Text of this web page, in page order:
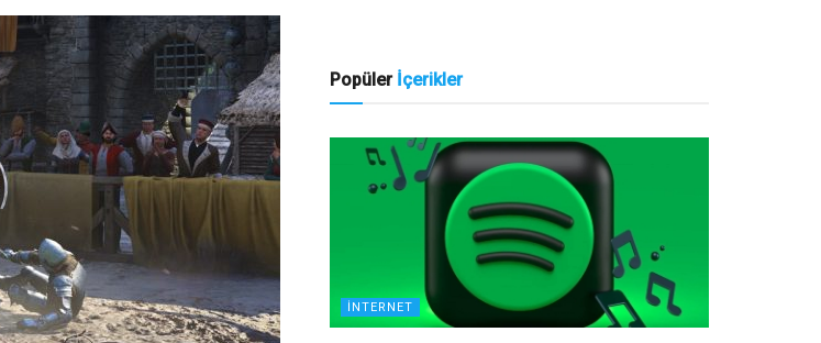
Popüler İçerikler
İNTERNET